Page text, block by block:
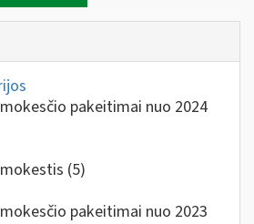
pakeitimai nuo 2024
(5)
pakeitimai nuo 2023